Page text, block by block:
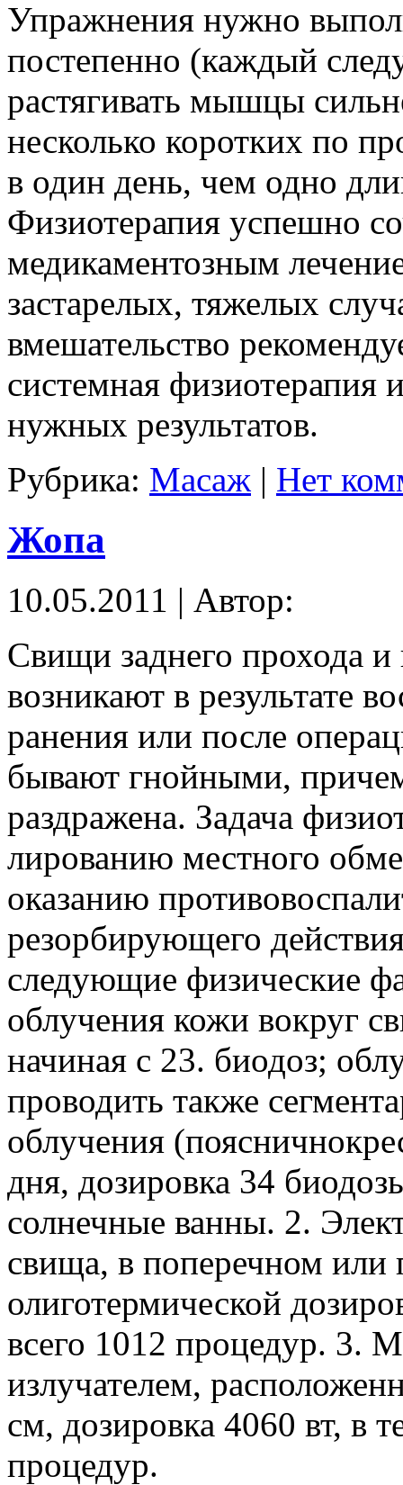
Упражнения нужно
постепенно (каждый
растягивать мышцы
несколько коротких по
в один день, чем одно
Физиотерапия успешно
медикаментозным
застарелых, тяжелых
вмешательство
системная физиотерапия
нужных результатов.
Рубрика: Масаж | Нет
Жопа
10.05.2011 | Автор:
Свищи заднего прохода
возникают в результате
ранения или после
бывают гнойными,
раздражена. Задача
лированию местного
оказанию
резорбирующего
следующие физические
облучения кожи вокруг
начиная с 23. биодоз;
проводить также
облучения
дня, дозировка 34
солнечные ванны. 2.
свища, в поперечном или
олиготермической
всего 1012 процедур. 3.
излучателем,
см, дозировка 4060 вт, в
процедур.